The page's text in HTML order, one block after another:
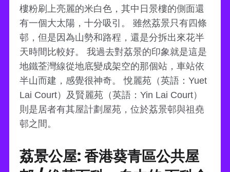
樓粉刷上亮麗的米白色，其中日景樓的側面還
有一個大太陽，十分吸引。 雖然荔景只有四條
邨，但是因為山勢和路程，還是分拆出來花半
天時間比較好。 我過去對荔景的印象就是這是
地鐵荃灣線從地底變成架空的那個站，車站依
半山而建，感覺很神奇。 悅麗苑（英語：Yuet
Lai Court）及賢麗苑（英語：Yin Lai Court）
則是居者有其屋計劃屋苑，位於荔景邨與祖堯
邨之間。
荔景公屋: 香港葵青區公共屋